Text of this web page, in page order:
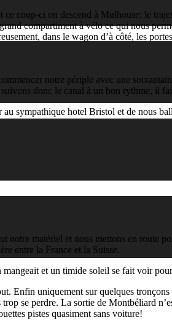
coup-ci on descend à Mulhouse; le
compartiment à vélo ce qui nous
dans le wagon d’à côté, les
notre périple avec une
donc le canal à un bon rythme, il
sympathique hotel Bristol et de nous
matériel et nous mettons en route
entre la France et la Suisse.
et un timide soleil se fait voir
Enfin uniquement sur quelques
se perdre. La sortie de Montbéliard
pistes quasiment sans voiture!